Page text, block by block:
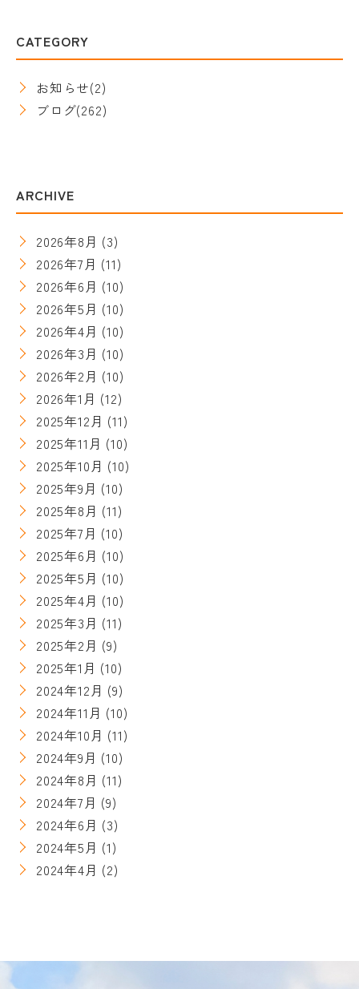
CATEGORY
お知らせ(2)
ブログ(262)
ARCHIVE
2026年8月 (3)
2026年7月 (11)
2026年6月 (10)
2026年5月 (10)
2026年4月 (10)
2026年3月 (10)
2026年2月 (10)
2026年1月 (12)
2025年12月 (11)
2025年11月 (10)
2025年10月 (10)
2025年9月 (10)
2025年8月 (11)
2025年7月 (10)
2025年6月 (10)
2025年5月 (10)
2025年4月 (10)
2025年3月 (11)
2025年2月 (9)
2025年1月 (10)
2024年12月 (9)
2024年11月 (10)
2024年10月 (11)
2024年9月 (10)
2024年8月 (11)
2024年7月 (9)
2024年6月 (3)
2024年5月 (1)
2024年4月 (2)